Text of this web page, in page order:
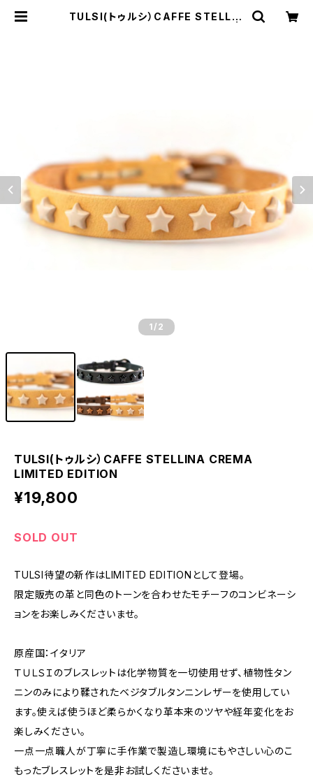
TULSI(トゥルシ）CAFFE STELLIN
1 /2
TULSI(トゥルシ）CAFFE STELLINA CREMA
LIMITED EDITION
¥19,800
SOLD OUT
TULSI待望の新作はLIMITED EDITIONとして登場。
限定販売の革と同色のトーンを合わせたモチーフのコンビネーシ
ョンをお楽しみくださいませ。
原産国：イタリア
ＴＵＬＳＩのブレスレットは化学物質を一切使用せず、植物性タン
ニンのみにより鞣されたベジタブルタンニンレザーを使用してい
ます。使えば使うほど柔らかくなり革本来のツヤや経年変化をお
楽しみください。
一点一点職人が丁寧に手作業で製造し環境にもやさしい心のこ
もったブレスレットを是非お試しくださいませ。